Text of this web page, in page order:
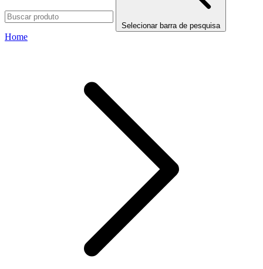
Selecionar barra de pesquisa
Home